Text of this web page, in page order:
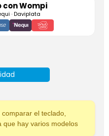
conWompi
· Daviplata
comparar el teclado,
que hay varios modelos